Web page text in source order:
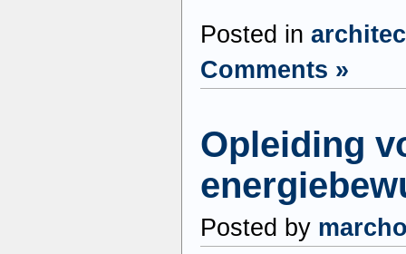
Posted in
Comments »
Opleiding
Posted by